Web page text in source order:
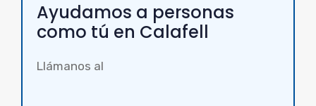
Ayudamos a personas
como tú en Calafell
Llámanos al